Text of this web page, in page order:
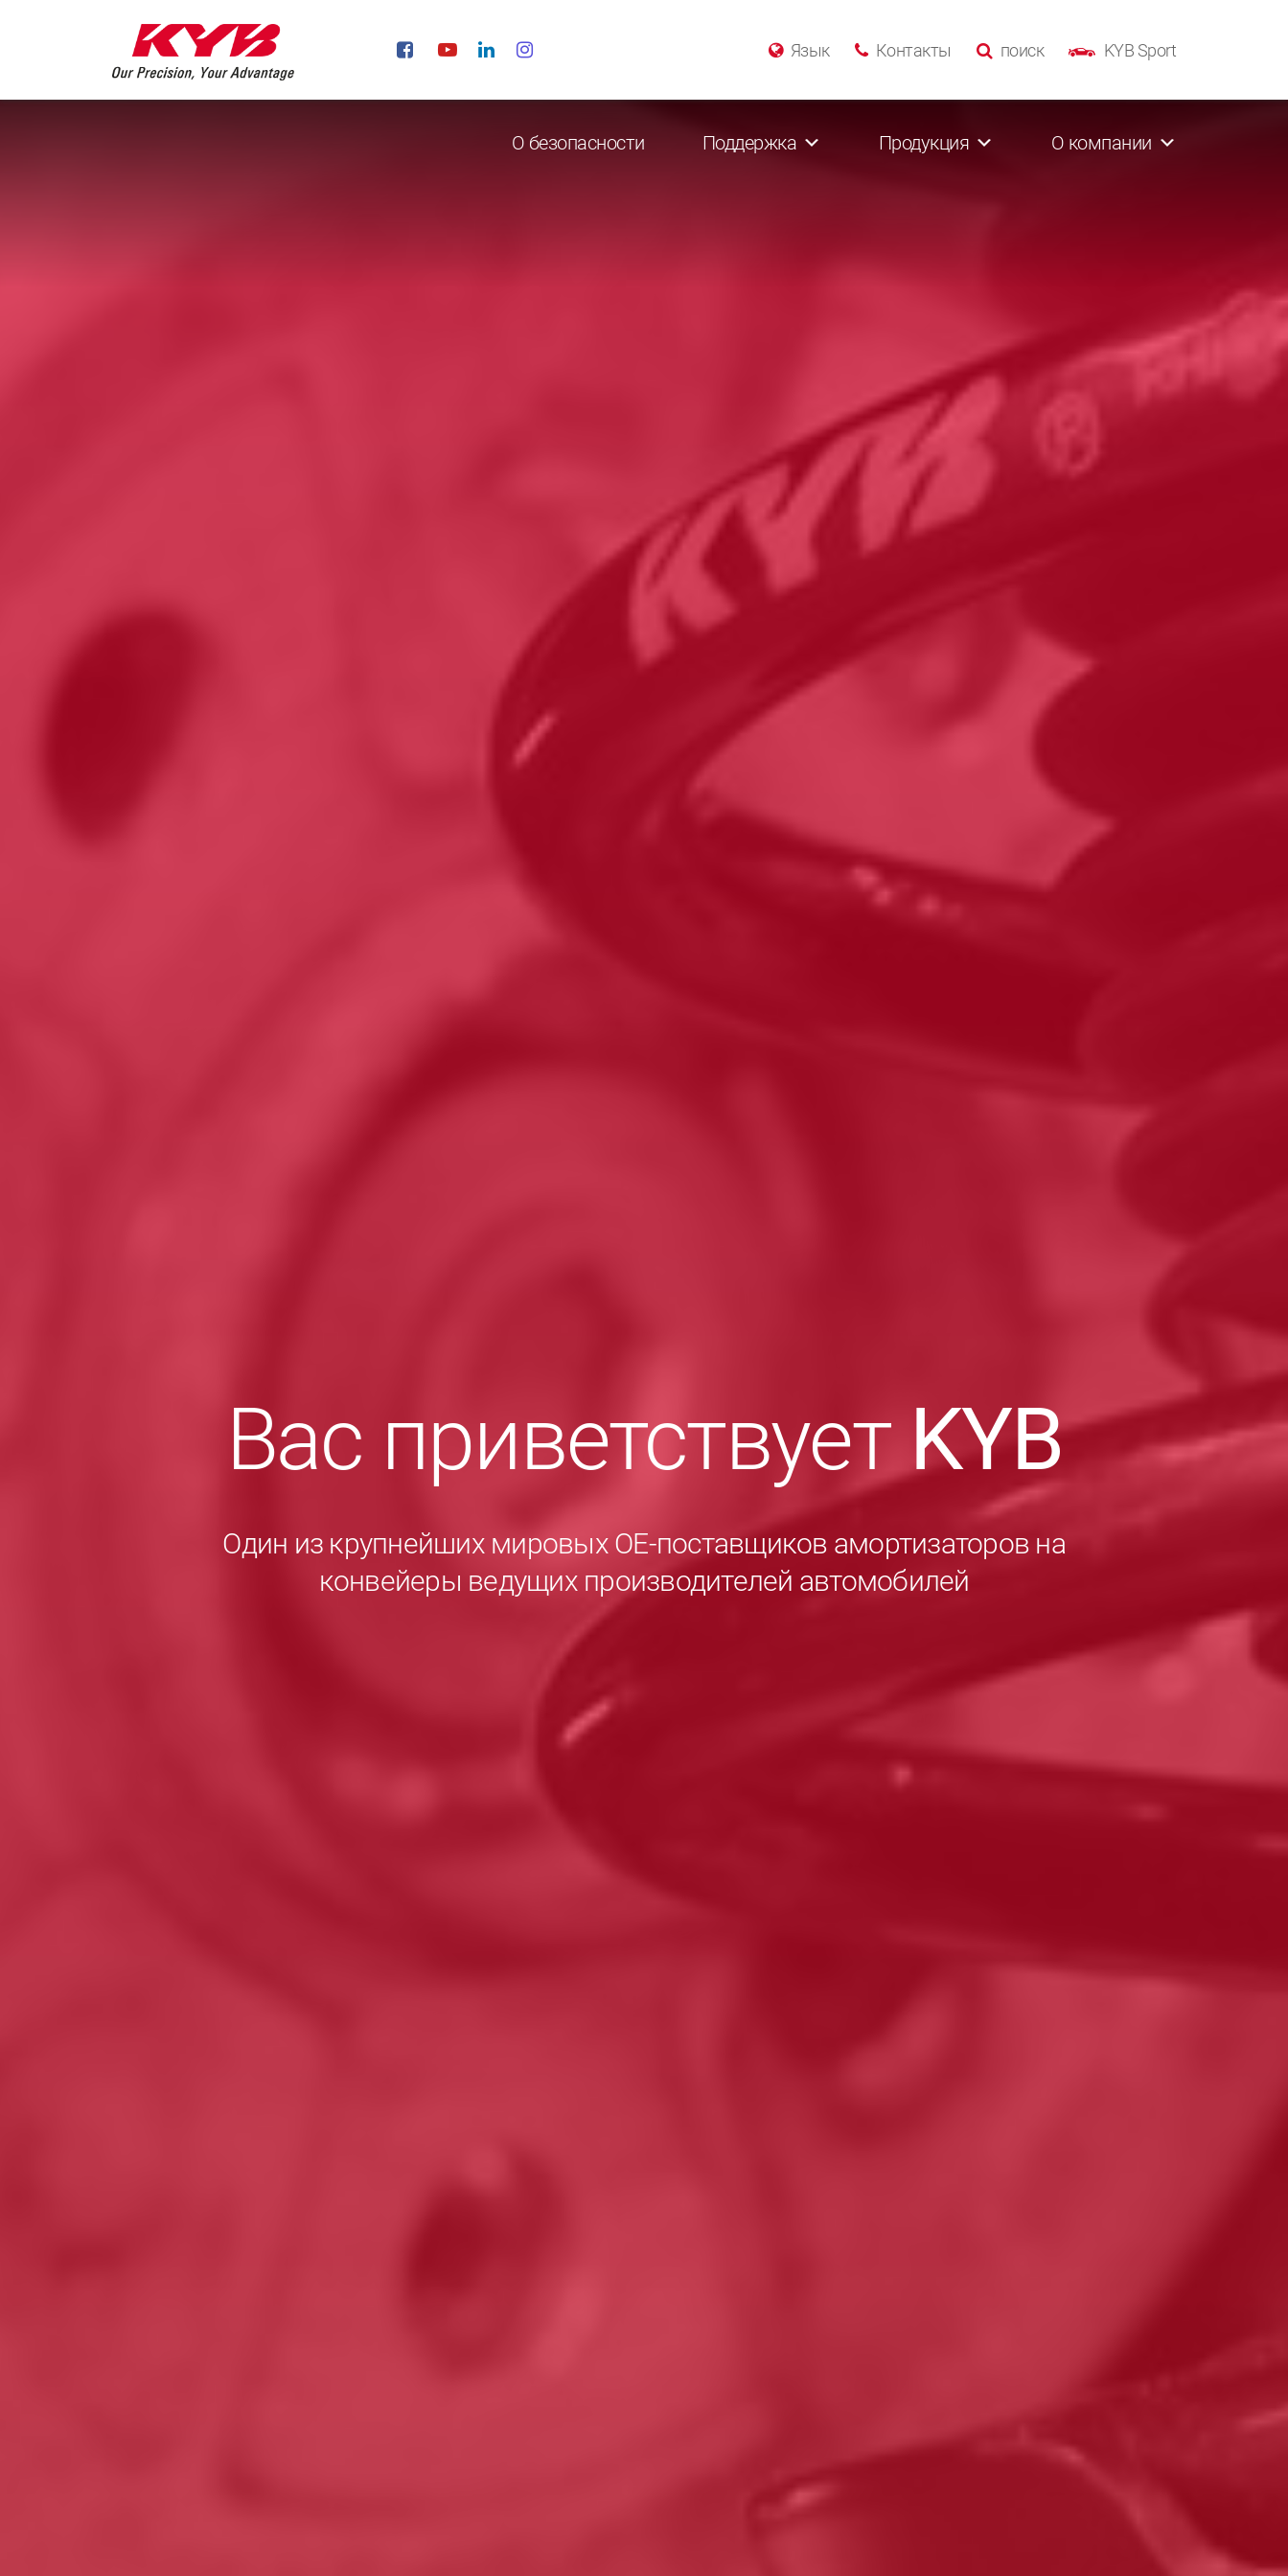
KYB Sport
поиск
Контакты
Язык
О безопасности Поддержка Продукция О компании
Вас приветствует KYB
Один из крупнейших мировых ОЕ-поставщиков амортизаторов на
конвейеры ведущих производителей автомобилей